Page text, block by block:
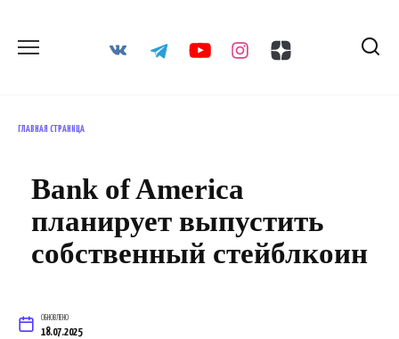
содержанию
ГЛАВНАЯ СТРАНИЦА
Bank of America
планирует выпустить
собственный стейблкоин
ОБНОВЛЕНО
18.07.2025